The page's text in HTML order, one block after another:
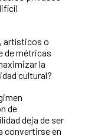
artísticos o
de métricas
la
cultural?
de
deja de ser
convertirse en